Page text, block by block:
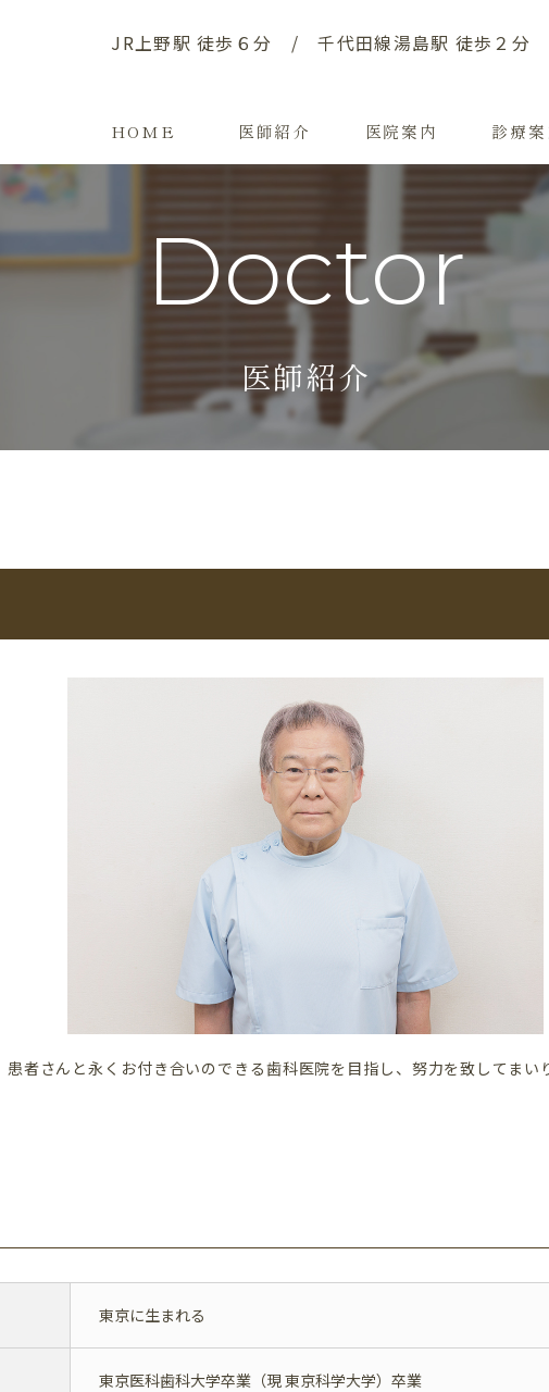
JR上野駅 徒歩６分 / 千代⽥線湯島駅 徒歩２分
HOME 医師紹介 医院案内 診療
doctor
医師紹介
患者さんと永くお付き合いのできる歯科医院を目指し、努力を致してまい
東京に生まれる
東京医科歯科大学卒業（現 東京科学大学）卒業